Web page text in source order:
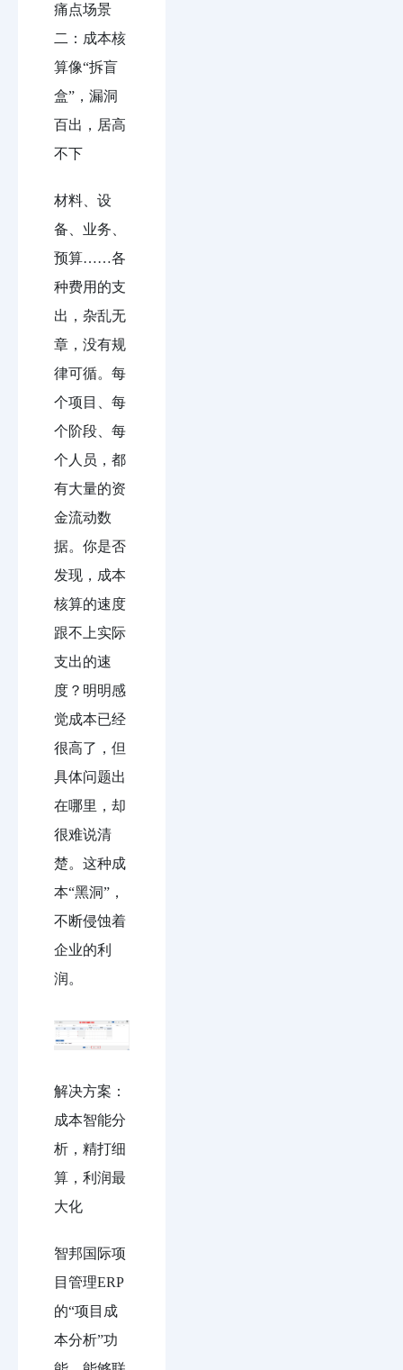
痛点场景
二：成本核
算像“拆盲
盒”，漏洞
百出，居高
不下
材料、设
备、业务、
预算……各
种费用的支
出，杂乱无
章，没有规
律可循。每
个项目、每
个阶段、每
个人员，都
有大量的资
金流动数
据。你是否
发现，成本
核算的速度
跟不上实际
支出的速
度？明明感
觉成本已经
很高了，但
具体问题出
在哪里，却
很难说清
楚。这种成
本“黑洞”，
不断侵蚀着
企业的利
润。
解决方案：
成本智能分
析，精打细
算，利润最
大化
智邦国际项
目管理ERP
的“项目成
本分析”功